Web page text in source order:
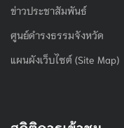
ข่าวประชาสัมพันธ์
ศูนย์ดำรงธรรมจังหวัด
แผนผังเว็บไซต์ (Site Map)